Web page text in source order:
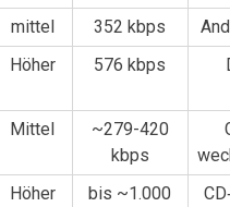
mittel 352 kbps
Höher 576 kbps
Mittel
~279-420
kbps
Höher
bis ~1.000